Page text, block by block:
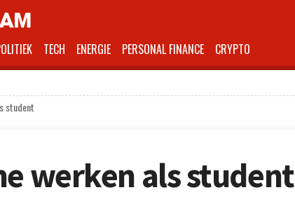
TECH ENERGIE PERSONAL FINANCE CRYPTO
student
werken als student